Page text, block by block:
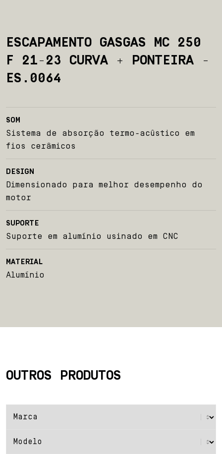
Produtos
ESCAPAMENTO GASGAS MC 250
F 21-23 CURVA + PONTEIRA -
ES.0064
SOM
Sistema de absorção termo-acûstico em
fios cerâmicos
DESIGN
Dimensionado para melhor desempenho do
motor
SUPORTE
Suporte em alumínio usinado em CNC
MATERIAL
Alumínio
OUTROS PRODUTOS